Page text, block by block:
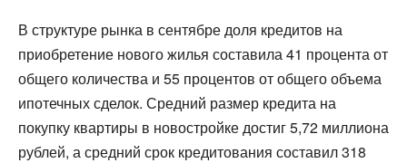
В структуре рынка в сентябре доля кредитов на
приобретение нового жилья составила 41 процента от
общего количества и 55 процентов от общего объема
ипотечных сделок. Средний размер кредита на
покупку квартиры в новостройке достиг 5,72 миллиона
рублей, а средний срок кредитования составил 318